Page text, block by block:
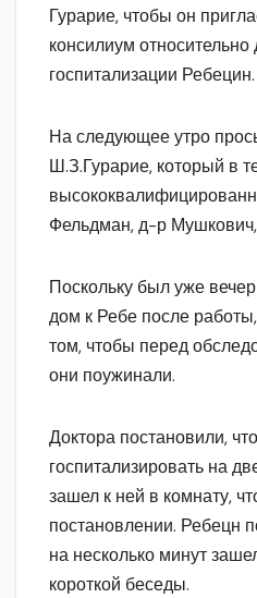
Гурарие, чтобы он
консилиум относительно
госпитализации Ребецин.
На следующее утро
Ш.З.Гурарие, который в
Фельдман, д-р
Поскольку был уже
дом к Ребе после
том, чтобы перед
они поужинали.
Доктора постановили,
госпитализировать на
зашел к ней в комнату,
постановлении. Ребецн
на несколько минут
короткой беседы.